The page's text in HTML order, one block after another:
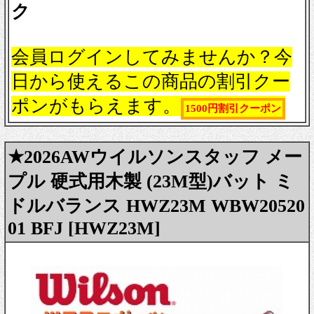
ク
会員ログインしてみませんか？今
日から使えるこの商品の割引クー
ポンがもらえます。
1500円割引クーポン
★2026AWウイルソンスタッフ メー
プル 硬式用木製 (23M型)バット ミ
ドルバランス HWZ23M WBW20520
01 BFJ [HWZ23M]